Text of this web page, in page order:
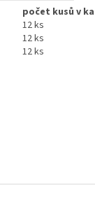
počet kusů v
12 ks
12 ks
12 ks